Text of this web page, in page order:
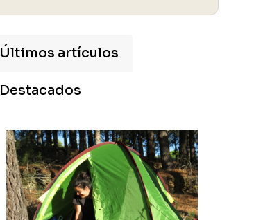
Últimos artículos
Destacados